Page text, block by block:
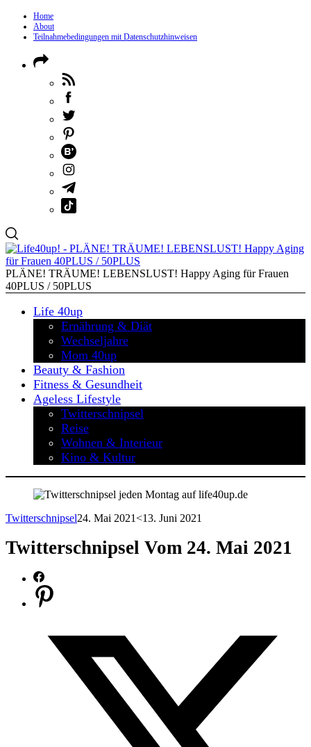
Home
About
Teilnahmebedingungen mit Datenschutzhinweisen
PLÄNE! TRÄUME! LEBENSLUST! Happy Aging für Frauen
40PLUS / 50PLUS
Life 40up
Ernährung & Diät
Wechseljahre
Mom 40up
Beauty & Fashion
Fitness & Gesundheit
Ageless Lifestyle
Twitterschnipsel
Reise
Wohnen & Interieur
Kino & Kultur
Twitterschnipsel24. Mai 2021<13. Juni 2021
Twitterschnipsel Vom 24. Mai 2021